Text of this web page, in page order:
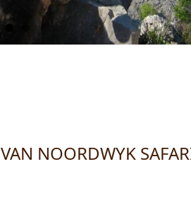
VAN NOORDWYK